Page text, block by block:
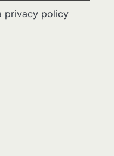
privacy policy